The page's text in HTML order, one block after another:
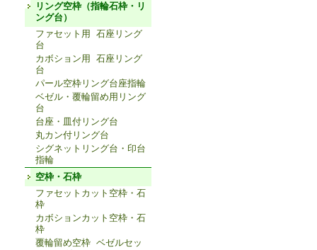
リング空枠（指輪石枠・リ
ング台）
ファセット用 石座リング
台
カボション用 石座リング
台
パール空枠リング台座指輪
ベゼル・覆輪留め用リング
台
台座・皿付リング台
丸カン付リング台
シグネットリング台・印台
指輪
空枠・石枠
ファセットカット空枠・石
枠
カボションカット空枠・石
枠
覆輪留め空枠 ベゼルセッ